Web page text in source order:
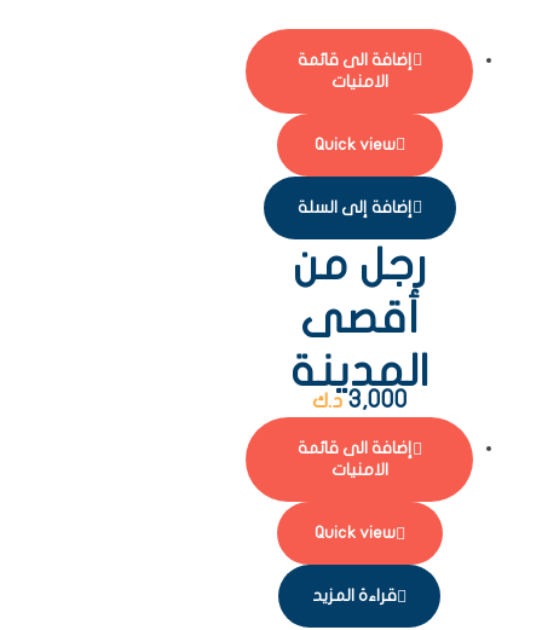
إضافة الى قائمة
الامنيات
Quick view
إضافة إلى السلة
رجل من
أقصى
المدينة
3,000 د.ك
إضافة الى قائمة
الامنيات
Quick view
قراءة المزيد